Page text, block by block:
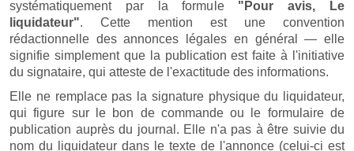
systématiquement par la formule "Pour avis, Le
liquidateur". Cette mention est une convention
rédactionnelle des annonces légales en général — elle
signifie simplement que la publication est faite à l'initiative
du signataire, qui atteste de l'exactitude des informations.
Elle ne remplace pas la signature physique du liquidateur,
qui figure sur le bon de commande ou le formulaire de
publication auprès du journal. Elle n'a pas à être suivie du
nom du liquidateur dans le texte de l'annonce (celui-ci est